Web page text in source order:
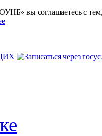
вы соглашаетесь с